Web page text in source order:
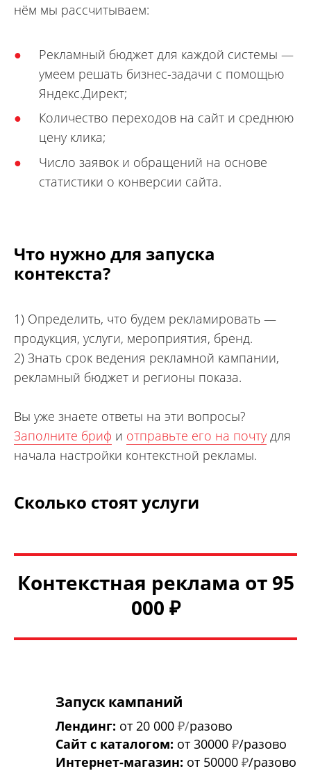
нём мы рассчитываем:
Рекламный бюджет для каждой системы —
умеем решать бизнес-задачи с помощью
Яндекс.Директ;
Количество переходов на сайт и среднюю
цену клика;
Число заявок и обращений на основе
статистики о конверсии сайта.
Что нужно для запуска
контекста?
1) Определить, что будем рекламировать —
продукция, услуги, мероприятия, бренд.
2) Знать срок ведения рекламной кампании,
рекламный бюджет и регионы показа.
Вы уже знаете ответы на эти вопросы?
Заполните бриф и отправьте его на почту для
начала настройки контекстной рекламы.
Сколько стоят услуги
Контекстная реклама от 95
000 ₽
Запуск кампаний
Лендинг: от 20 000 ₽/разово
Сайт с каталогом: от 30000 ₽/разово
Интернет-магазин: от 50000 ₽/разово